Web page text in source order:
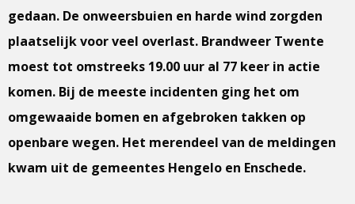
gedaan. De onweersbuien en harde wind zorgden
plaatselijk voor veel overlast. Brandweer Twente
moest tot omstreeks 19.00 uur al 77 keer in actie
komen. Bij de meeste incidenten ging het om
omgewaaide bomen en afgebroken takken op
openbare wegen. Het merendeel van de meldingen
kwam uit de gemeentes Hengelo en Enschede.